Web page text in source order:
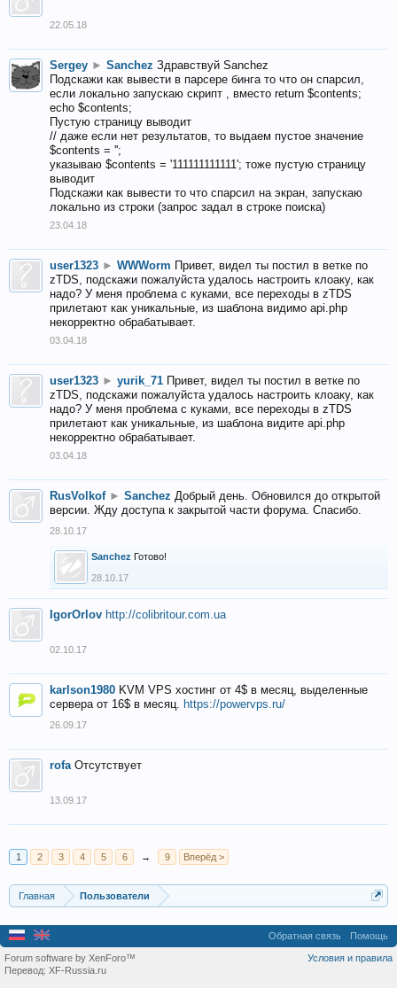
22.05.18
Sergey ► Sanchez Здравствуй Sanchez
Подскажи как вывести в парсере бинга то что он спарсил,
если локально запускаю скрипт , вместо return $contents;
echo $contents;
Пустую страницу выводит
// даже если нет результатов, то выдаем пустое значение
$contents = '';
указываю $contents = '111111111111'; тоже пустую страницу
выводит
Подскажи как вывести то что спарсил на экран, запускаю
локально из строки (запрос задал в строке поиска)
23.04.18
user1323 ► WWWorm Привет, видел ты постил в ветке по
zTDS, подскажи пожалуйста удалось настроить клоаку, как
надо? У меня проблема с куками, все переходы в zTDS
прилетают как уникальные, из шаблона видимо api.php
некорректно обрабатывает.
03.04.18
user1323 ► yurik_71 Привет, видел ты постил в ветке по
zTDS, подскажи пожалуйста удалось настроить клоаку, как
надо? У меня проблема с куками, все переходы в zTDS
прилетают как уникальные, из шаблона видите api.php
некорректно обрабатывает.
03.04.18
RusVolkof ► Sanchez Добрый день. Обновился до открытой
версии. Жду доступа к закрытой части форума. Спасибо.
28.10.17
Sanchez Готово!
28.10.17
IgorOrlov http://colibritour.com.ua
02.10.17
karlson1980 KVM VPS хостинг от 4$ в месяц, выделенные
сервера от 16$ в месяц. https://powervps.ru/
26.09.17
rofa Отсутствует
13.09.17
1 2 3 4 5 6 → 9 Вперёд >
Главная Пользователи
Обратная связь Помощь
Условия и правила
Forum software by XenForo™
Перевод: XF-Russia.ru